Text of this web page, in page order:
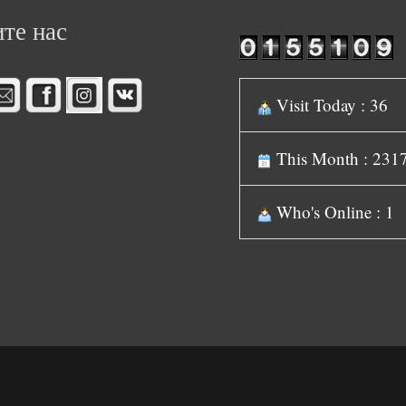
нас
Visit Today : 36
This Month :
Who's Online : 1